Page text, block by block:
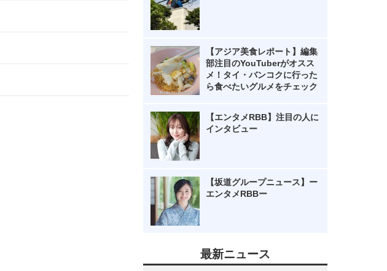
【アジア美食レポート】編集
部注目のYouTuberがオスス
メ！タイ・バンコクに行った
ら食べたいグルメをチェック
【エンタメRBB】注目の人に
インタビュー
【坂道グループニュース】ー
エンタメRBBー
最新ニュース